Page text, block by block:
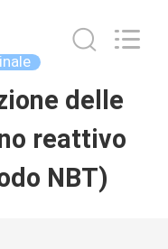
delle
reattivo
NBT)